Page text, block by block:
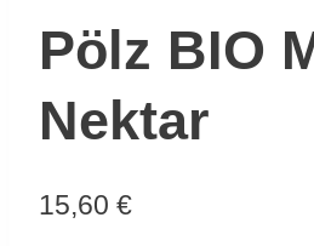
Pölz BIO
Nektar
15,60 €